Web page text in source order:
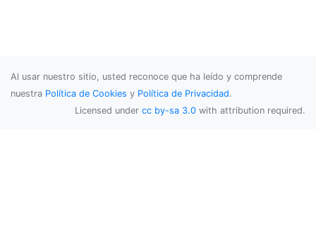
Al usar nuestro sitio, usted reconoce que ha leído y comprende
nuestra Política de Cookies y Política de Privacidad.
Licensed under cc by-sa 3.0 with attribution required.